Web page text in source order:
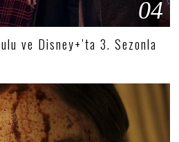
04
ve Disney+’ta 3. Sezonla